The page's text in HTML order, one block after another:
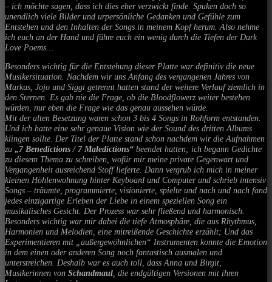
– ich möchte sagen, dass ich dies eher verzwickt finde. Spuken doch so
unendlich viele Bilder und urpersönliche Gedanken und Gefühle zum
Entstehen und den Inhalten der Songs in meinem Kopf herum. Also nehme
ich euch an der Hand und führe euch ein wenig durch die Tiefen der Dark
Love Poems…
Besonders wichtig für die Entstehung dieser Platte war definitiv die neue
Musikersituation. Nachdem wir uns Anfang des vergangenen Jahres von
Markus, Jojo und Siggi getrennt hatten stand der weitere Verlauf ziemlich in
den Sternen. Es gab nie die Frage, ob die Bloodflowerz weiter bestehen
würden, nur eben die Frage wie das genau aussehen würde.
Mit der alten Besetzung waren schon 3 bis 4 Songs in Rohform entstanden.
Und ich hatte eine sehr genaue Vision wie der Sound des dritten Albums
klingen sollte. Der Titel der Platte stand schon nachdem wir die Aufnahmen
zu „7 Benedictions / 7 Maledictions“ beendet hatten; ich begann Gedichte
zu diesem Thema zu schreiben, wofür mir meine private Gegenwart und
Vergangenheit ausreichend Stoff lieferte. Dann vergrub ich mich in meiner
kleinen Höhlenwohnung hinter Keyboard und Computer und schrieb intensiv
Songs – träumte, programmierte, visionierte, spielte und nach und nach fand
jedes einzigartige Erleben der Liebe in einem speziellen Song ein
musikalisches Gesicht. Der Prozess war sehr fließend und harmonisch.
Besonders wichtig war mir dabei die tiefe Atmosphäre, die aus Rhythmus,
Harmonien und Melodien, eine mitreißende Geschichte erzählt; Und das
Experimentieren mit „außergewöhnlichen“ Instrumenten konnte die Emotion
in dem einen oder anderen Song noch fantastisch ausmalen und
unterstreichen. Deshalb war es auch toll, dass Anna und Birgit,
Musikerinnen von Schandmaul , die endgültigen Versionen mit ihren